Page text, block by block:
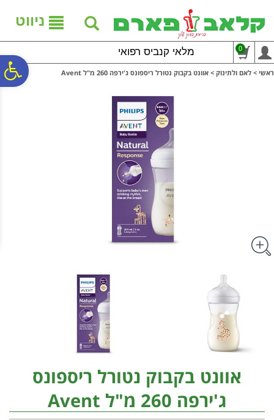
נגישות
אתר
המרכזי
ניווט
מלאי קנביס רפואי 0
ראשי > לאם ולתינוק > אוונט בקבוק נטורל ריספונס ג'ירפה 260 מ"ל Avent
אוונט בקבוק נטורל ריספונס
ג'ירפה 260 מ"ל Avent